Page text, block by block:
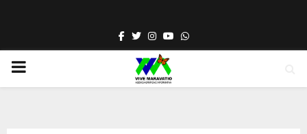
Facebook
TwitterInstagram
YoutubeWhatsapp
PRIMARY